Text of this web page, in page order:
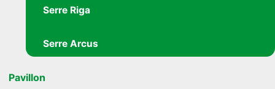
Serre Riga
Serre Arcus
Pavillon